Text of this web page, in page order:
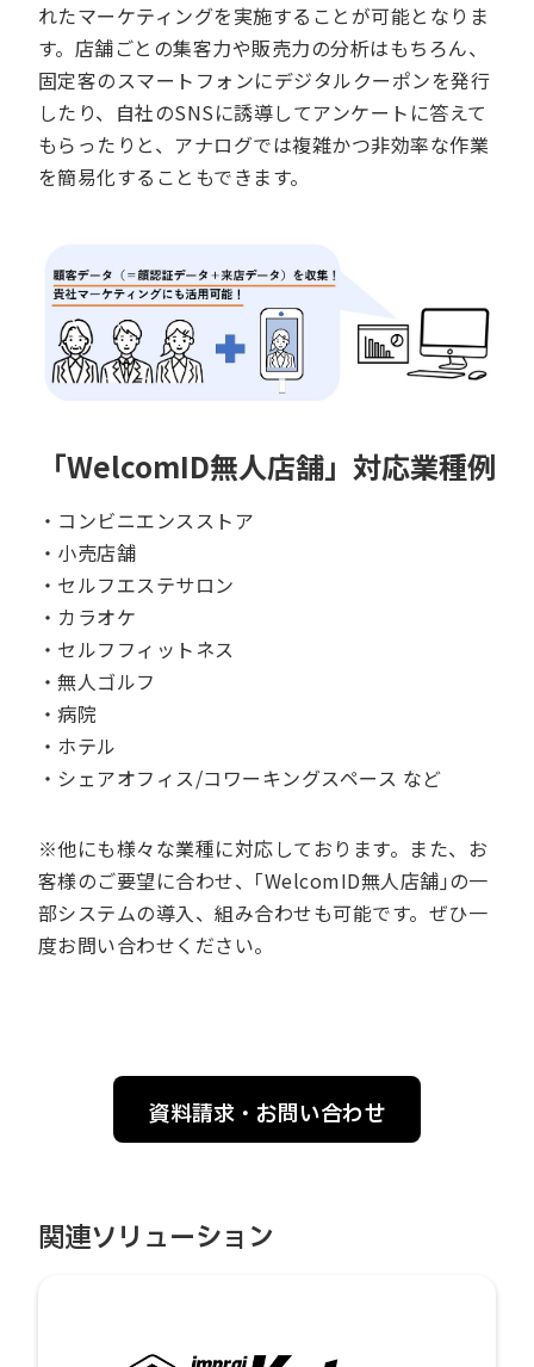
れたマーケティングを実施することが可能となりま
す。店舗ごとの集客力や販売力の分析はもちろん、
固定客のスマートフォンにデジタルクーポンを発行
したり、自社のSNSに誘導してアンケートに答えて
もらったりと、アナログでは複雑かつ非効率な作業
を簡易化することもできます。
「WelcomID無人店舗」対応業種例
・コンビニエンスストア
・小売店舗
・セルフエステサロン
・カラオケ
・セルフフィットネス
・無人ゴルフ
・病院
・ホテル
・シェアオフィス/コワーキングスペース など
※他にも様々な業種に対応しております。また、お
客様のご要望に合わせ、｢WelcomID無人店舗｣の一
部システムの導入、組み合わせも可能です。ぜひ一
度お問い合わせください。
資料請求・お問い合わせ
関連ソリューション